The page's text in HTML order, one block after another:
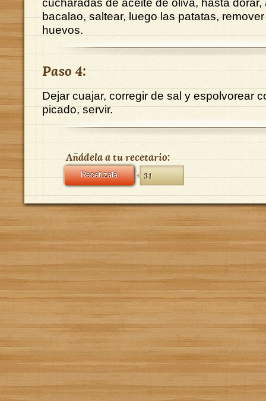
bacalao, saltear, luego las patatas,
huevos.
Paso 4:
Dejar cuajar, corregir de sal y espolvorear
picado, servir.
Añádela a tu recetario:
Recetízala 31